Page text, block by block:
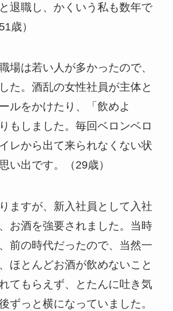
退職し、かくいう私も数年で
歳）
場は若い人が多かったので、
た。酒乱の女性社員が主体と
ルをかけたり、「飲めよ
もしました。毎回ベロンベロ
レから出て来られなくない状
い出です。（29歳）
ますが、新入社員として入社
お酒を強要されました。当時
前の時代だったので、当然一
ほとんどお酒が飲めないこと
てもらえず、とたんに吐き気
ずっと横になっていました。